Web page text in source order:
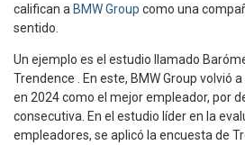
califican a BMW Group como una
sentido.
Un ejemplo es el estudio llamado
Trendence . En este, BMW Group volvió
en 2024 como el mejor empleador, por
consecutiva. En el estudio líder en la
empleadores, se aplicó la encuesta de